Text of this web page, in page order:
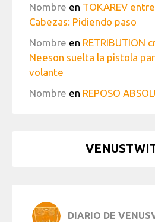
Nombre en TOKAREV
Cabezas: Pidiendo paso
Nombre en RETRIBUTION
Neeson suelta la pistola
volante
Nombre en REPOSO
DIARIO DE